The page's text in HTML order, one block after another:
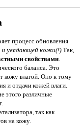
процесс обновления
и увядающей кожи(!)Так,
свойствами
баланса. Это
кожу влагой. Оно к тому
и отдачи кожей влаги.
этого различные
так как
на кожу.